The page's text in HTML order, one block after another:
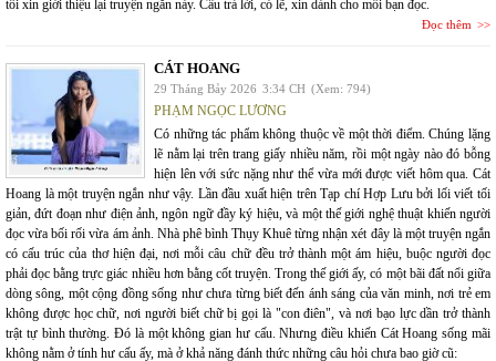
tôi xin giới thiệu lại truyện ngắn này. Câu trả lời, có lẽ, xin dành cho mỗi bạn đọc.
Đọc thêm
CÁT HOANG
29 Tháng Bảy 2026 3:34 CH (Xem: 794)
PHẠM NGỌC LƯƠNG
Có những tác phẩm không thuộc về một thời điểm. Chúng lặng
lẽ nằm lại trên trang giấy nhiều năm, rồi một ngày nào đó bỗng
hiện lên với sức nặng như thể vừa mới được viết hôm qua. Cát
Hoang là một truyện ngắn như vậy. Lần đầu xuất hiện trên Tạp chí Hợp Lưu bởi lối viết tối
giản, đứt đoạn như điện ảnh, ngôn ngữ đầy ký hiệu, và một thế giới nghệ thuật khiến người
đọc vừa bối rối vừa ám ảnh. Nhà phê bình Thụy Khuê từng nhận xét đây là một truyện ngắn
có cấu trúc của thơ hiện đại, nơi mỗi câu chữ đều trở thành một ám hiệu, buộc người đọc
phải đọc bằng trực giác nhiều hơn bằng cốt truyện. Trong thế giới ấy, có một bãi đất nổi giữa
dòng sông, một cộng đồng sống như chưa từng biết đến ánh sáng của văn minh, nơi trẻ em
không được học chữ, nơi người biết chữ bị gọi là "con điên", và nơi bạo lực dần trở thành
trật tự bình thường. Đó là một không gian hư cấu. Nhưng điều khiến Cát Hoang sống mãi
không nằm ở tính hư cấu ấy, mà ở khả năng đánh thức những câu hỏi chưa bao giờ cũ: